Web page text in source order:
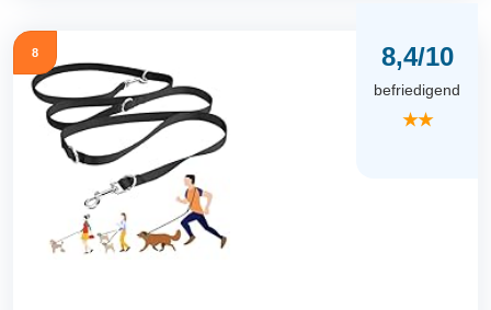
8 8,4/10
befriedigend
★★